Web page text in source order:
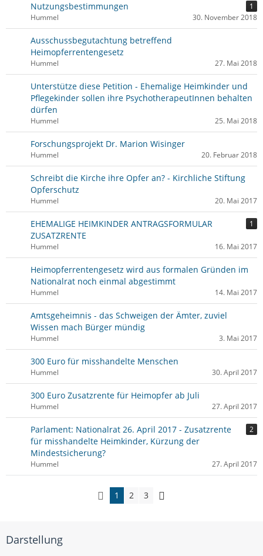
Nutzungsbestimmungen
1
Hummel
30. November 2018
Ausschussbegutachtung betreffend
Heimopferrentengesetz
Hummel 27. Mai 2018
Unterstütze diese Petition - Ehemalige Heimkinder und
Pflegekinder sollen ihre PsychotherapeutInnen behalten
dürfen
Hummel 25. Mai 2018
Forschungsprojekt Dr. Marion Wisinger
Hummel 20. Februar 2018
Schreibt die Kirche ihre Opfer an? - Kirchliche Stiftung
Opferschutz
Hummel 20. Mai 2017
EHEMALIGE HEIMKINDER ANTRAGSFORMULAR
ZUSATZRENTE
1
Hummel 16. Mai 2017
Heimopferrentengesetz wird aus formalen Gründen im
Nationalrat noch einmal abgestimmt
Hummel 14. Mai 2017
Amtsgeheimnis - das Schweigen der Ämter, zuviel
Wissen mach Bürger mündig
Hummel 3. Mai 2017
300 Euro für misshandelte Menschen
Hummel 30. April 2017
300 Euro Zusatzrente für Heimopfer ab Juli
Hummel 27. April 2017
Parlament: Nationalrat 26. April 2017 - Zusatzrente
für misshandelte Heimkinder, Kürzung der
Mindestsicherung?
2
Hummel 27. April 2017
1 2 3
Darstellung